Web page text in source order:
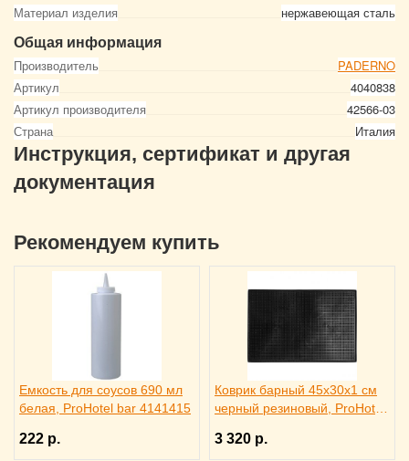
Материал изделия нержавеющая сталь
Общая информация
Производитель
PADERNO
Артикул
4040838
Артикул производителя
42566-03
Страна
Италия
Инструкция, сертификат и другая
документация
Рекомендуем купить
Емкость для соусов 690 мл
белая, ProHotel bar 4141415
222 р.
Коврик барный 45x30x1 см
черный резиновый, ProHotel
3 320 р.